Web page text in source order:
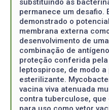
permanece um desafio.
demonstrado o
membrana externa
desenvolvimento de
combinação de
proteção conferida
leptospirose, de modo
esterilizante.
vacina viva atenuada
contra tuberculose,